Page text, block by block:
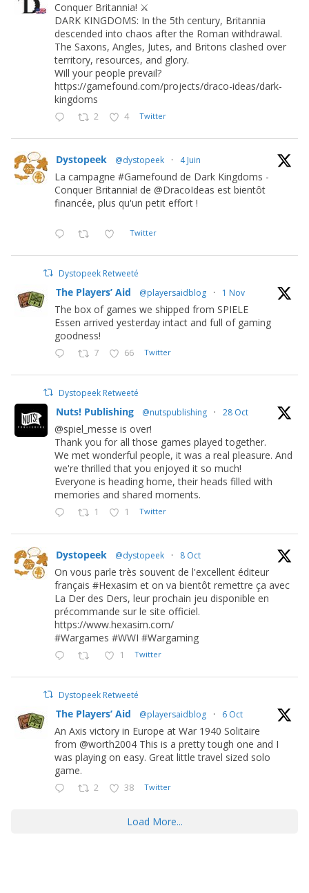
Conquer Britannia! ⚔️
DARK KINGDOMS: In the 5th century, Britannia
descended into chaos after the Roman withdrawal.
The Saxons, Angles, Jutes, and Britons clashed over
territory, resources, and glory.
Will your people prevail?
https://gamefound.com/projects/draco-ideas/dark-
kingdoms
2 4 Twitter
Dystopeek @dystopeek · 4 Juin
La campagne #Gamefound de Dark Kingdoms -
Conquer Britannia! de @DracoIdeas est bientôt
financée, plus qu'un petit effort !
Twitter
Dystopeek Retweeté
The Players’ Aid @playersaidblog · 1 Nov
The box of games we shipped from SPIELE
Essen arrived yesterday intact and full of gaming
goodness!
7 66 Twitter
Dystopeek Retweeté
Nuts! Publishing @nutspublishing · 28 Oct
@spiel_messe is over!
Thank you for all those games played together.
We met wonderful people, it was a real pleasure. And
we're thrilled that you enjoyed it so much!
Everyone is heading home, their heads filled with
memories and shared moments.
1 1 Twitter
Dystopeek @dystopeek · 8 Oct
On vous parle très souvent de l'excellent éditeur
français #Hexasim et on va bientôt remettre ça avec
La Der des Ders, leur prochain jeu disponible en
précommande sur le site officiel.
https://www.hexasim.com/
#Wargames #WWI #Wargaming
1 Twitter
Dystopeek Retweeté
The Players’ Aid @playersaidblog · 6 Oct
An Axis victory in Europe at War 1940 Solitaire
from @worth2004 This is a pretty tough one and I
was playing on easy. Great little travel sized solo
game.
2 38 Twitter
Load More...